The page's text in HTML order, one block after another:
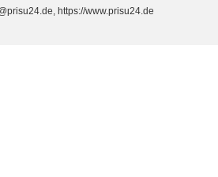
https://www.prisu24.de